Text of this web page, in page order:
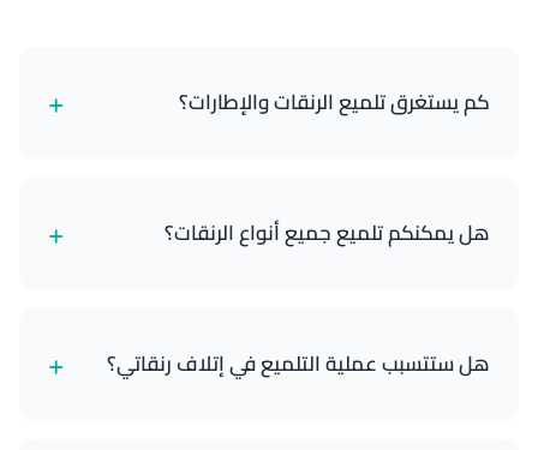
كم يستغرق تلميع الرنقات والإطارات؟ +
هل يمكنكم تلميع جميع أنواع الرنقات؟ +
لكل مادة.
هل ستتسبب عملية التلميع في إتلاف رنقاتي؟ +